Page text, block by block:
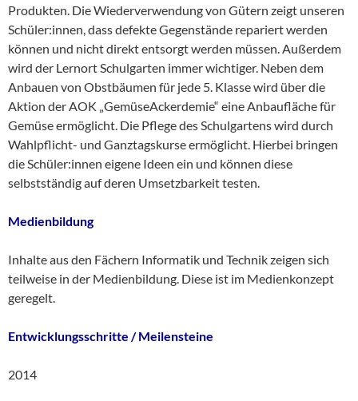
Produkten. Die Wiederverwendung von Gütern zeigt unseren
Schüler:innen, dass defekte Gegenstände repariert werden
können und nicht direkt entsorgt werden müssen. Außerdem
wird der Lernort Schulgarten immer wichtiger. Neben dem
Anbauen von Obstbäumen für jede 5. Klasse wird über die
Aktion der AOK „GemüseAckerdemie“ eine Anbaufläche für
Gemüse ermöglicht. Die Pflege des Schulgartens wird durch
Wahlpflicht- und Ganztagskurse ermöglicht. Hierbei bringen
die Schüler:innen eigene Ideen ein und können diese
selbstständig auf deren Umsetzbarkeit testen.
Medienbildung
Inhalte aus den Fächern Informatik und Technik zeigen sich
teilweise in der Medienbildung. Diese ist im Medienkonzept
geregelt.
Entwicklungsschritte / Meilensteine
2014